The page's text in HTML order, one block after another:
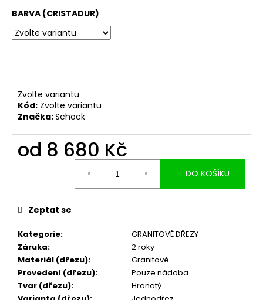
BARVA (CRISTADUR)
Zvolte variantu
Kód: Zvolte variantu
Značka:Schock
od 8 680 Kč
DO KOŠÍKU
Kategorie:
GRANITOVÉ DŘEZY
Záruka:
2 roky
Materiál (dřezu):
Granitové
Provedení (dřezu):
Pouze nádoba
Tvar (dřezu):
Hranatý
Zeptat se
j
e
m